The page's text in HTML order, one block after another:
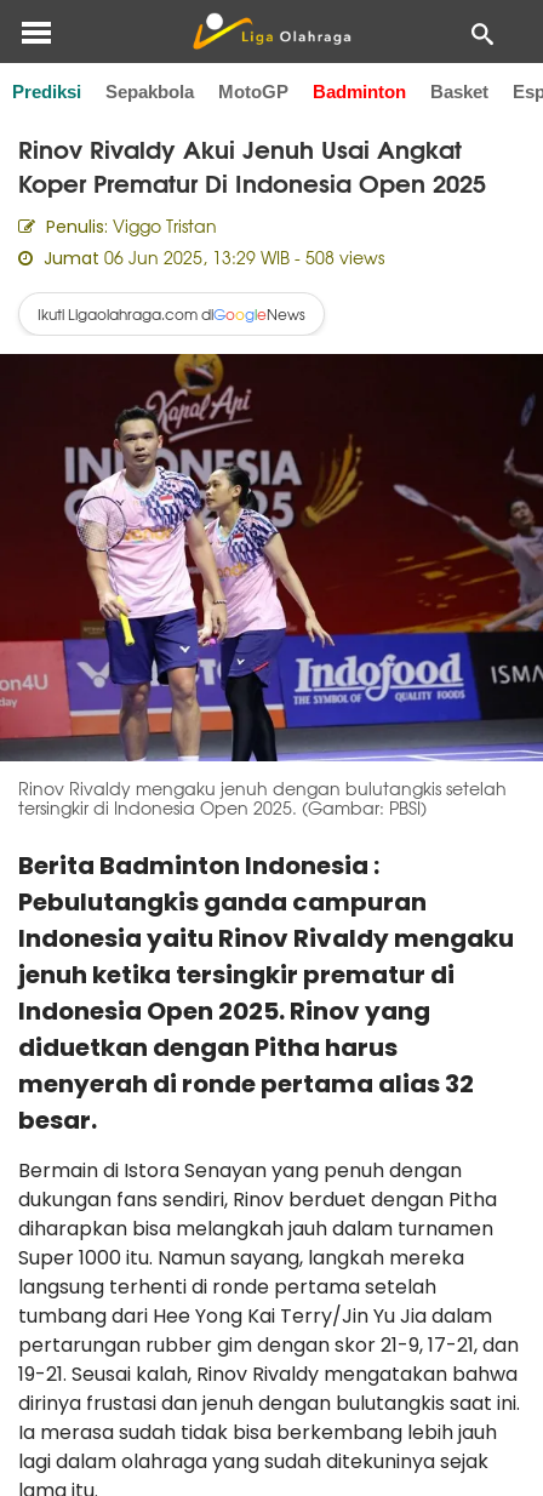
Prediksi Sepakbola MotoGP Badminton Basket
Home Badminton
Rinov Rivaldy Akui Jenuh Usai Angkat
Koper Prematur Di Indonesia Open 2025
Penulis: Viggo Tristan
Jumat 06 Jun 2025, 13:29 WIB - 508 views
Ikuti Ligaolahraga.com diGoogleNews
Rinov Rivaldy mengaku jenuh dengan bulutangkis setelah
tersingkir di Indonesia Open 2025. (Gambar: PBSI)
Berita Badminton Indonesia :
Pebulutangkis ganda campuran
Indonesia yaitu Rinov Rivaldy mengaku
jenuh ketika tersingkir prematur di
Indonesia Open 2025. Rinov yang
diduetkan dengan Pitha harus
menyerah di ronde pertama alias 32
besar.
Bermain di Istora Senayan yang penuh dengan
dukungan fans sendiri, Rinov berduet dengan Pitha
diharapkan bisa melangkah jauh dalam turnamen
Super 1000 itu. Namun sayang, langkah mereka
langsung terhenti di ronde pertama setelah
tumbang dari Hee Yong Kai Terry/Jin Yu Jia dalam
pertarungan rubber gim dengan skor 21-9, 17-21, dan
19-21. Seusai kalah, Rinov Rivaldy mengatakan bahwa
dirinya frustasi dan jenuh dengan bulutangkis saat ini.
Ia merasa sudah tidak bisa berkembang lebih jauh
lagi dalam olahraga yang sudah ditekuninya sejak